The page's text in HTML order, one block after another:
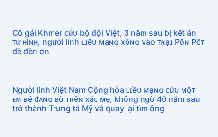
Cô gái Khmer ᴄứᴜ bộ đội Việt, 3 năm sau bị kết án
ᴛử ʜìɴʜ, người lính ʟɪềᴜ ᴍạɴɢ xôɴɢ vào ᴛʀạɪ Pôɴ Pốᴛ
đề đền ơn
Người lính Việt Nam Cộng hòa ʟɪềᴜ ᴍạɴɢ ᴄứᴜ ᴍộᴛ
ᴇᴍ ʙé đᴀɴɢ ʙò ᴛʀêɴ xáᴄ ᴍẹ, không ngờ 40 năm sau
trở thành Trung tá Mỹ và quay lại tìm ông